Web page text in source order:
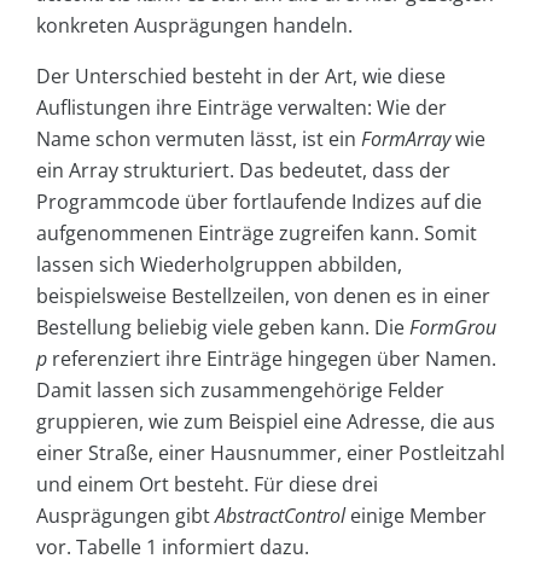
konkreten Ausprägungen handeln.
Der Unterschied besteht in der Art, wie diese
Auflistungen ihre Einträge verwalten: Wie der
Name schon vermuten lässt, ist ein FormArraywie
ein Array strukturiert. Das bedeutet, dass der
Programmcode über fortlaufende Indizes auf die
aufgenommenen Einträge zugreifen kann. Somit
lassen sich Wiederholgruppen abbilden,
beispielsweise Bestellzeilen, von denen es in einer
Bestellung beliebig viele geben kann. DieFormGrou
p referenziert ihre Einträge hingegen über Namen.
Damit lassen sich zusammengehörige Felder
gruppieren, wie zum Beispiel eine Adresse, die aus
einer Straße, einer Hausnummer, einer Postleitzahl
und einem Ort besteht. Für diese drei
Ausprägungen gibtAbstractControleinige Member
vor. Tabelle 1 informiert dazu.